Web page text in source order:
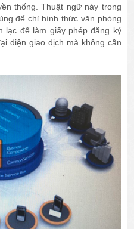
thống. Thuật ngữ này trong
để chỉ hình thức văn phòng
lạc để làm giấy phép đăng ký
diện giao dịch mà không cần